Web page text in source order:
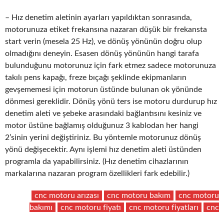
– Hız denetim aletinin ayarları yapıldıktan sonrasında,
motorunuza etiket frekansına nazaran düşük bir frekansta
start verin (mesela 25 Hz), ve dönüş yönünün doğru olup
olmadığını deneyin. Esasen dönüş yönünün hangi tarafa
bulunduğunu motorunuz için fark etmez sadece motorunuza
takılı pens kapağı, freze bıçağı şeklinde ekipmanların
gevşememesi için motorun üstünde bulunan ok yönünde
dönmesi gereklidir. Dönüş yönü ters ise motoru durdurup hız
denetim aleti ve şebeke arasındaki bağlantısını kesiniz ve
motor üstüne bağlamış olduğunuz 3 kablodan her hangi
2’sinin yerini değiştiriniz. Bu yöntemle motorunuz dönüş
yönü değişecektir. Aynı işlemi hız denetim aleti üstünden
programla da yapabilirsiniz. (Hız denetim cihazlarının
markalarına nazaran program özellikleri fark edebilir.)
cnc motoru arızası cnc motoru bakım
cnc motoru
bakımı
cnc motoru fiyatı cnc motoru fiyatları
cnc